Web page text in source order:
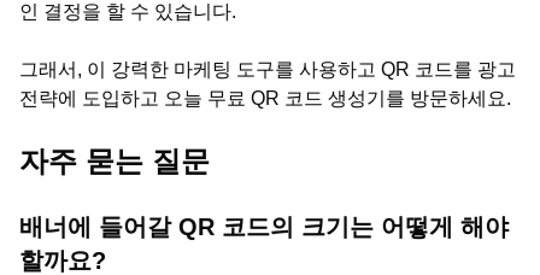
인 결정을 할 수 있습니다.
그래서, 이 강력한 마케팅 도구를 사용하고 QR 코드를 광고
전략에 도입하고 오늘 무료 QR 코드 생성기를 방문하세요.
자주 묻는 질문
배너에 들어갈 QR 코드의 크기는 어떻게 해야
할까요?